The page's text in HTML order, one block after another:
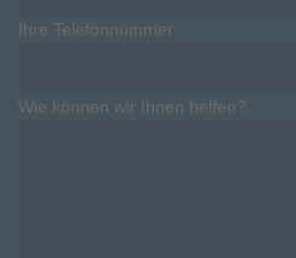
Ihre Telefonnummer
Wie können wir Ihnen helfen?